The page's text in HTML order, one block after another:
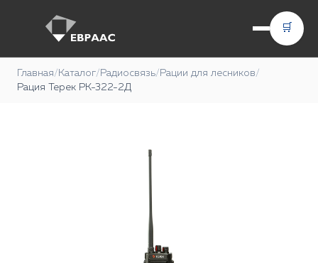
🛒
Главная/ Каталог/ Радиосвязь/ Рации для лесников/
Рация Терек РК-322-2Д